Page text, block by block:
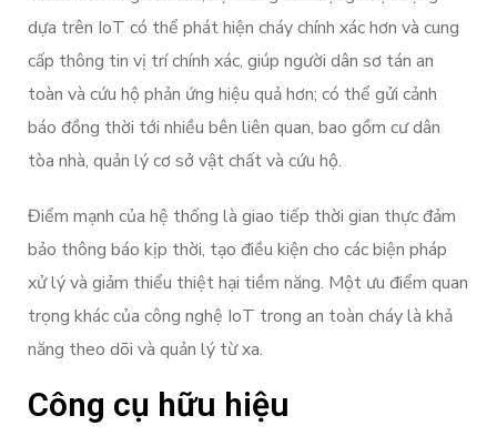
dựa trên IoT có thể phát hiện cháy chính xác hơn và cung
cấp thông tin vị trí chính xác, giúp người dân sơ tán an
toàn và cứu hộ phản ứng hiệu quả hơn; có thể gửi cảnh
báo đồng thời tới nhiều bên liên quan, bao gồm cư dân
tòa nhà, quản lý cơ sở vật chất và cứu hộ.
Điểm mạnh của hệ thống là giao tiếp thời gian thực đảm
bảo thông báo kịp thời, tạo điều kiện cho các biện pháp
xử lý và giảm thiểu thiệt hại tiềm năng. Một ưu điểm quan
trọng khác của công nghệ IoT trong an toàn cháy là khả
năng theo dõi và quản lý từ xa.
Công cụ hữu hiệu